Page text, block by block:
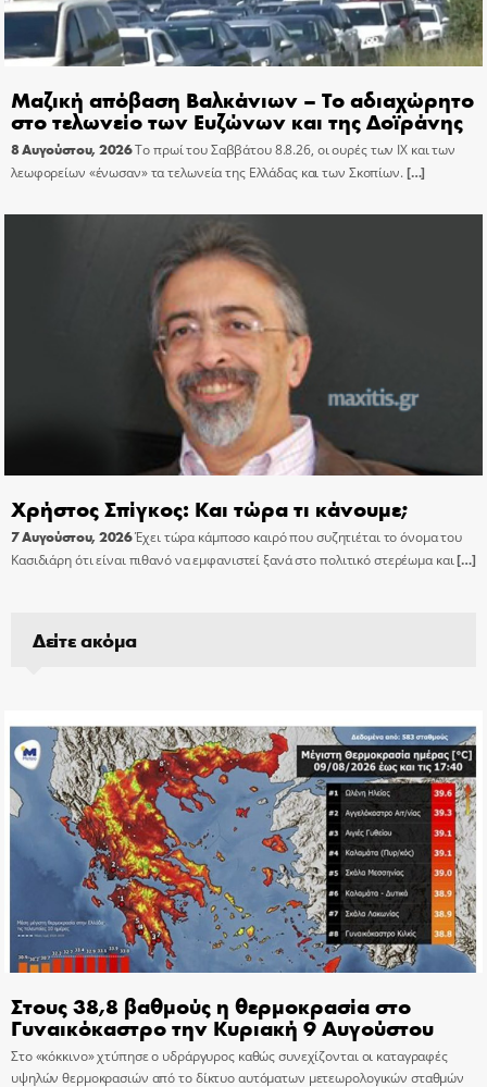
Μαζική απόβαση Βαλκάνιων – Το αδιαχώρητο
στο τελωνείο των Ευζώνων και της Δοϊράνης
8 Αυγούστου, 2026Το πρωί του Σαββάτου 8.8.26, οι ουρές των ΙΧ και των
λεωφορείων «ένωσαν» τα τελωνεία της Ελλάδας και των Σκοπίων.[…]
Χρήστος Σπίγκος: Και τώρα τι κάνουμε;
7 Αυγούστου, 2026Έχει τώρα κάμποσο καιρό που συζητιέται το όνομα του
Κασιδιάρη ότι είναι πιθανό να εμφανιστεί ξανά στο πολιτικό στερέωμα και[…]
Δείτε ακόμα
Στους 38,8 βαθμούς η θερμοκρασία στο
Γυναικόκαστρο την Κυριακή 9 Αυγούστου
Στο «κόκκινο» χτύπησε ο υδράργυρος καθώς συνεχίζονται οι καταγραφές
υψηλών θερμοκρασιών από το δίκτυο αυτόματων μετεωρολογικών σταθμών